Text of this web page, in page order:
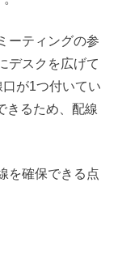
ーティングの参
デスクを広げて
が1つ付いてい
きるため、配線
を確保できる点